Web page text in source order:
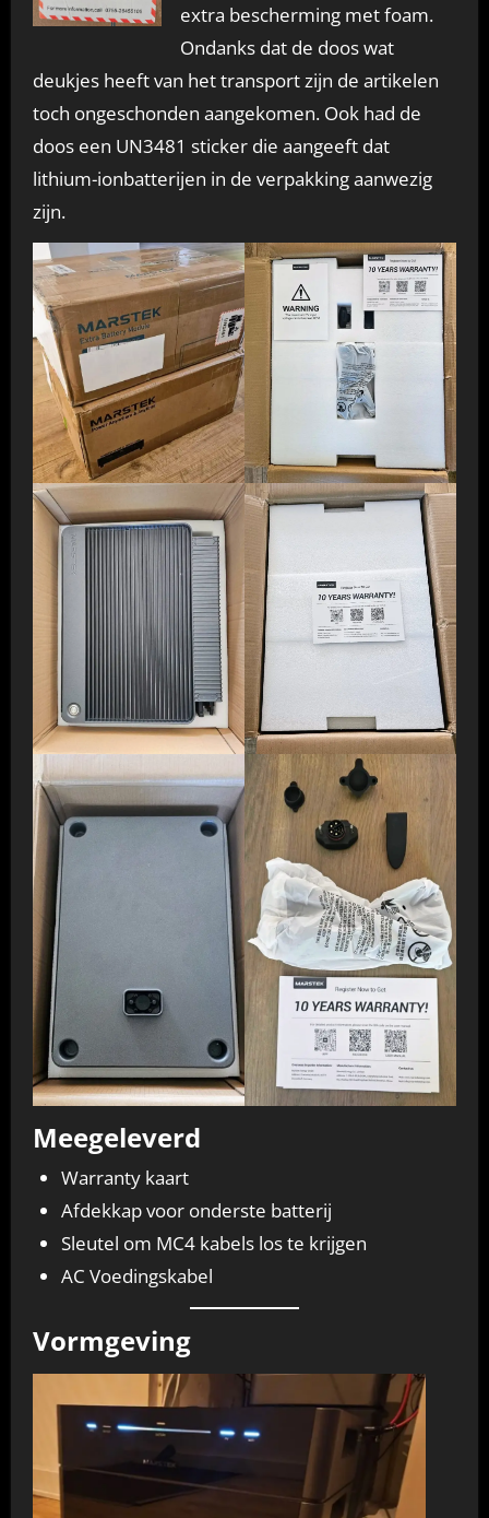
extra bescherming met foam.
Ondanks dat de doos wat
deukjes heeft van het transport zijn de artikelen
toch ongeschonden aangekomen. Ook had de
doos een UN3481 sticker die aangeeft dat
lithium-ionbatterijen in de verpakking aanwezig
zijn.
Meegeleverd
Warranty kaart
Afdekkap voor onderste batterij
Sleutel om MC4 kabels los te krijgen
AC Voedingskabel
Vormgeving